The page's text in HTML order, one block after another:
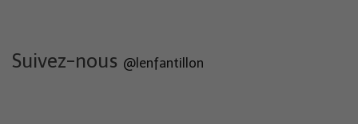
Suivez-nous @lenfantillon